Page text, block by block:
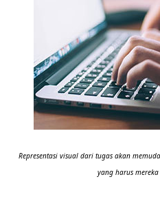
Representasi visual dari tugas akan
yang harus mereka